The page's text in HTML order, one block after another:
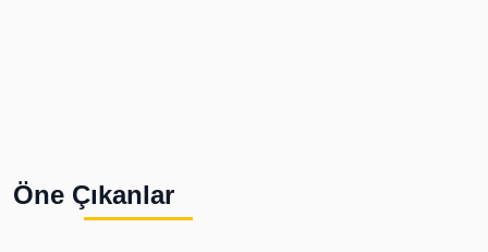
Öne Çıkanlar